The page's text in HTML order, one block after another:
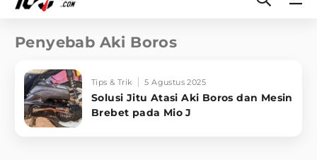
Penyebab Aki Boros
Tips & Trik 5 Agustus 2025
Solusi Jitu Atasi Aki Boros dan Mesin
Brebet pada Mio J